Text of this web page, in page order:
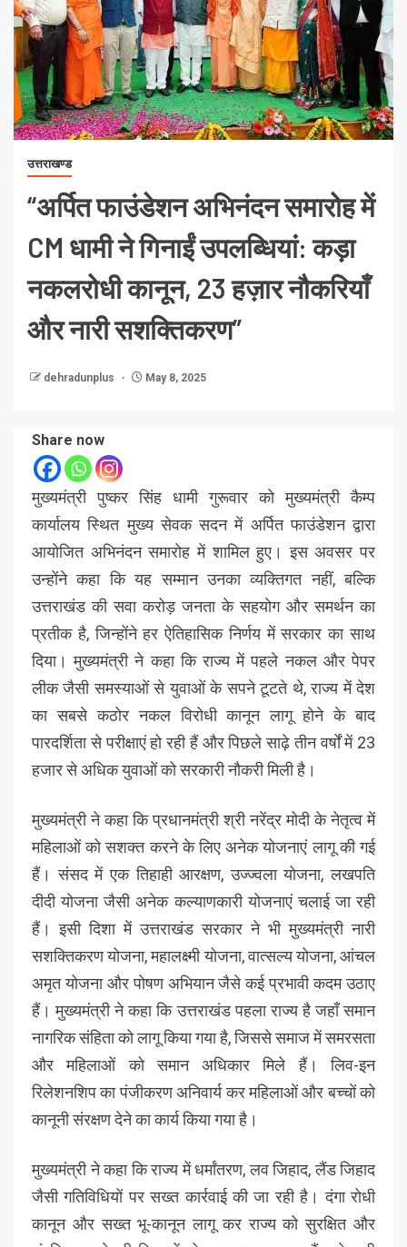
उत्तराखण्ड
“अर्पित फाउंडेशन अभिनंदन समारोह में
CM धामी ने गिनाईं उपलब्धियां: कड़ा
नकलरोधी कानून, 23 हज़ार नौकरियाँ
और नारी सशक्तिकरण”
dehradunplus May 8, 2025
Share now
मुख्यमंत्री पुष्कर सिंह धामी गुरूवार को मुख्यमंत्री कैम्प
कार्यालय स्थित मुख्य सेवक सदन में अर्पित फाउंडेशन द्वारा
आयोजित अभिनंदन समारोह में शामिल हुए। इस अवसर पर
उन्होंने कहा कि यह सम्मान उनका व्यक्तिगत नहीं, बल्कि
उत्तराखंड की सवा करोड़ जनता के सहयोग और समर्थन का
प्रतीक है, जिन्होंने हर ऐतिहासिक निर्णय में सरकार का साथ
दिया। मुख्यमंत्री ने कहा कि राज्य में पहले नकल और पेपर
लीक जैसी समस्याओं से युवाओं के सपने टूटते थे, राज्य में देश
का सबसे कठोर नकल विरोधी कानून लागू होने के बाद
पारदर्शिता से परीक्षाएं हो रही हैं और पिछले साढ़े तीन वर्षों में 23
हजार से अधिक युवाओं को सरकारी नौकरी मिली है।
मुख्यमंत्री ने कहा कि प्रधानमंत्री श्री नरेंद्र मोदी के नेतृत्व में
महिलाओं को सशक्त करने के लिए अनेक योजनाएं लागू की गई
हैं। संसद में एक तिहाही आरक्षण, उज्ज्वला योजना, लखपति
दीदी योजना जैसी अनेक कल्याणकारी योजनाएं चलाई जा रही
हैं। इसी दिशा में उत्तराखंड सरकार ने भी मुख्यमंत्री नारी
सशक्तिकरण योजना, महालक्ष्मी योजना, वात्सल्य योजना, आंचल
अमृत योजना और पोषण अभियान जैसे कई प्रभावी कदम उठाए
हैं। मुख्यमंत्री ने कहा कि उत्तराखंड पहला राज्य है जहाँ समान
नागरिक संहिता को लागू किया गया है, जिससे समाज में समरसता
और महिलाओं को समान अधिकार मिले हैं। लिव-इन
रिलेशनशिप का पंजीकरण अनिवार्य कर महिलाओं और बच्चों को
कानूनी संरक्षण देने का कार्य किया गया है।
मुख्यमंत्री ने कहा कि राज्य में धर्मांतरण, लव जिहाद, लैंड जिहाद
जैसी गतिविधियों पर सख्त कार्रवाई की जा रही है। दंगा रोधी
कानून और सख्त भू-कानून लागू कर राज्य को सुरक्षित और